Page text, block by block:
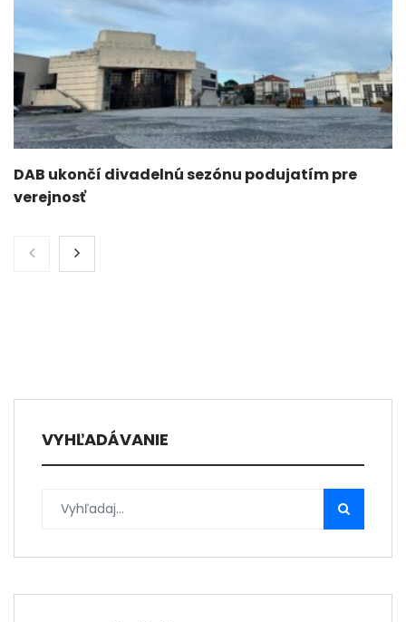
DAB ukončí divadelnú sezónu podujatím pre
verejnosť
VYHĽADÁVANIE